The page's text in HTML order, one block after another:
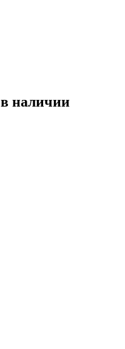
в наличии